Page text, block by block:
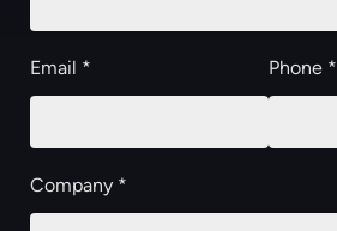
Email * Phone *
Company *